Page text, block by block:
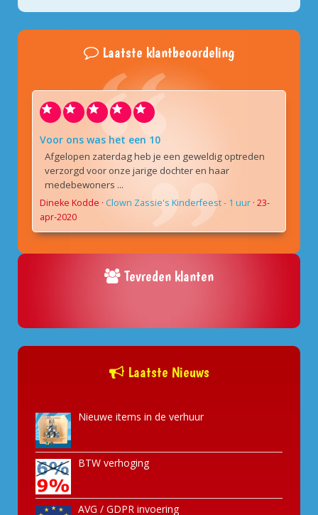
Laatste klantbeoordeling
Voor ons was het een 10
Afgelopen zaterdag heb je een geweldig optreden
verzorgd voor onze jarige dochter en haar
medebewoners ...
Dineke Kodde · Clown Zassie's Kinderfeest - 1 uur · 23-
apr-2020
Tevreden klanten
Laatste Nieuws
Nieuwe items in de verhuur
BTW verhoging
AVG / GDPR invoering